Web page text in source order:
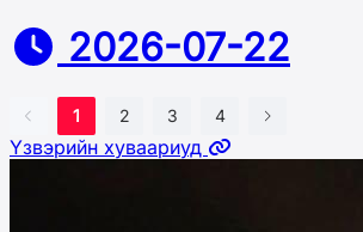
2026-07-22
1 2 3 4
Үзвэрийн хуваариуд